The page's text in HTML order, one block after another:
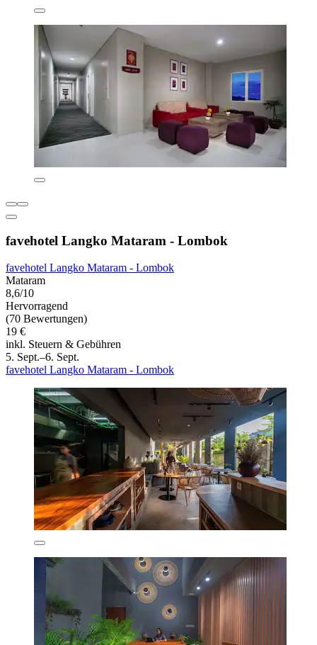
favehotel Langko Mataram - Lombok
favehotel Langko Mataram - Lombok
Mataram
8,6/10
Hervorragend
(70 Bewertungen)
19 €
inkl. Steuern & Gebühren
5. Sept.–6. Sept.
favehotel Langko Mataram - Lombok